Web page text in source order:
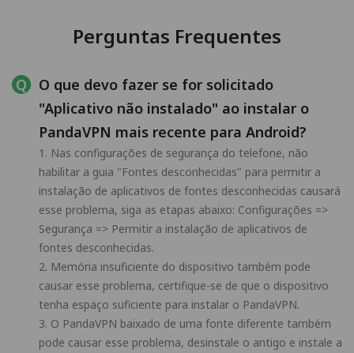
Perguntas Frequentes
O que devo fazer se for solicitado
"Aplicativo não instalado" ao instalar o
PandaVPN mais recente para Android?
1. Nas configurações de segurança do telefone, não
habilitar a guia "Fontes desconhecidas" para permitir a
instalação de aplicativos de fontes desconhecidas causará
esse problema, siga as etapas abaixo: Configurações =>
Segurança => Permitir a instalação de aplicativos de
fontes desconhecidas.
2. Memória insuficiente do dispositivo também pode
causar esse problema, certifique-se de que o dispositivo
tenha espaço suficiente para instalar o PandaVPN.
3. O PandaVPN baixado de uma fonte diferente também
pode causar esse problema, desinstale o antigo e instale a